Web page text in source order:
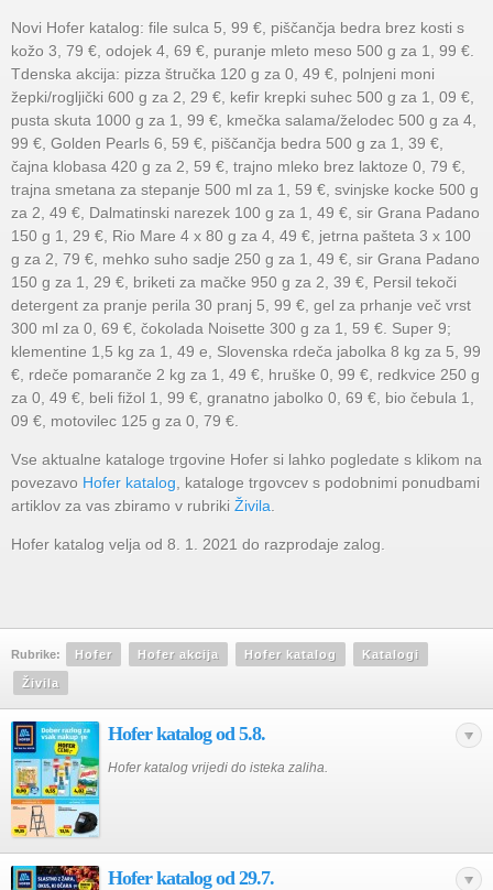
Novi Hofer katalog: file sulca 5, 99 €, piščančja bedra brez kosti s
kožo 3, 79 €, odojek 4, 69 €, puranje mleto meso 500 g za 1, 99 €.
Tdenska akcija: pizza štručka 120 g za 0, 49 €, polnjeni moni
žepki/rogljički 600 g za 2, 29 €, kefir krepki suhec 500 g za 1, 09 €,
pusta skuta 1000 g za 1, 99 €, kmečka salama/želodec 500 g za 4,
99 €, Golden Pearls 6, 59 €, piščančja bedra 500 g za 1, 39 €,
čajna klobasa 420 g za 2, 59 €, trajno mleko brez laktoze 0, 79 €,
trajna smetana za stepanje 500 ml za 1, 59 €, svinjske kocke 500 g
za 2, 49 €, Dalmatinski narezek 100 g za 1, 49 €, sir Grana Padano
150 g 1, 29 €, Rio Mare 4 x 80 g za 4, 49 €, jetrna pašteta 3 x 100
g za 2, 79 €, mehko suho sadje 250 g za 1, 49 €, sir Grana Padano
150 g za 1, 29 €, briketi za mačke 950 g za 2, 39 €, Persil tekoči
detergent za pranje perila 30 pranj 5, 99 €, gel za prhanje več vrst
300 ml za 0, 69 €, čokolada Noisette 300 g za 1, 59 €. Super 9;
klementine 1,5 kg za 1, 49 e, Slovenska rdeča jabolka 8 kg za 5, 99
€, rdeče pomaranče 2 kg za 1, 49 €, hruške 0, 99 €, redkvice 250 g
za 0, 49 €, beli fižol 1, 99 €, granatno jabolko 0, 69 €, bio čebula 1,
09 €, motovilec 125 g za 0, 79 €.
Vse aktualne kataloge trgovine Hofer si lahko pogledate s klikom na
povezavo Hofer katalog , kataloge trgovcev s podobnimi ponudbami
artiklov za vas zbiramo v rubriki Živila
Hofer katalog velja od 8. 1. 2021 do razprodaje zalog.
Rubrike: Hofer Hofer akcija Hofer katalog Katalogi
Živila
Hofer katalog od 5.8.
Hofer katalog vrijedi do isteka zaliha.
Hofer katalog od 29.7.